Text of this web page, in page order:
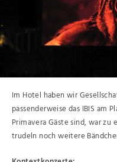
Im Hotel haben wir
passenderweise das IBIS am
Primavera Gäste sind, war
trudeln noch weitere